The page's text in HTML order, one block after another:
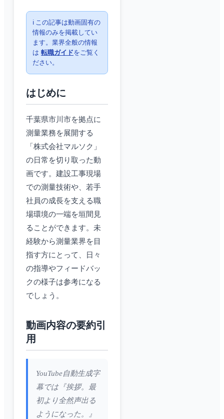
ℹ️ この記事は動画固有の
情報のみを掲載してい
ます。業界全般の情報
は 転職ガイドをご覧く
ださい。
はじめに
千葉県市川市を拠点に
測量業務を展開する
「株式会社マルソク」
の日常を切り取った動
画です。建設工事現場
での測量技術や、若手
社員の成長を支える職
場環境の一端を垣間見
ることができます。未
経験から測量業界を目
指す方にとって、日々
の指導やフィードバッ
クの様子は参考になる
でしょう。
動画内容の要約引
用
YouTube自動生成字
幕では『挨拶。最
初より全然声出る
ようになった。』